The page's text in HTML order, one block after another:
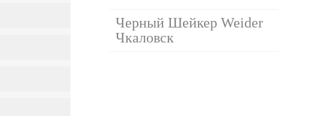
Черный Шейкер Weider
Чкаловск